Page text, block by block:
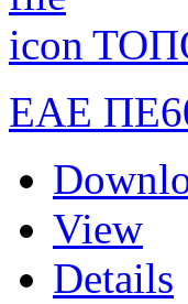
ΕΑΕ
View
Details